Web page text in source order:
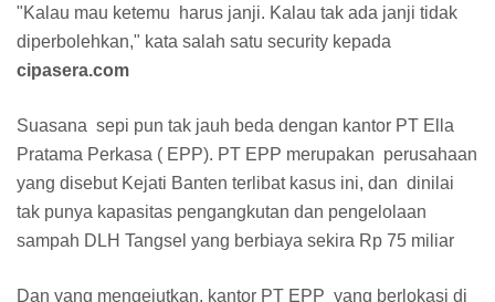
"Kalau mau ketemu harus janji. Kalau tak ada janji tidak
diperbolehkan," kata salah satu security kepada
cipasera.com
Suasana sepi pun tak jauh beda dengan kantor PT Ella
Pratama Perkasa ( EPP). PT EPP merupakan perusahaan
yang disebut Kejati Banten terlibat kasus ini, dan dinilai
tak punya kapasitas pengangkutan dan pengelolaan
sampah DLH Tangsel yang berbiaya sekira Rp 75 miliar
Dan yang mengejutkan, kantor PT EPP yang berlokasi di